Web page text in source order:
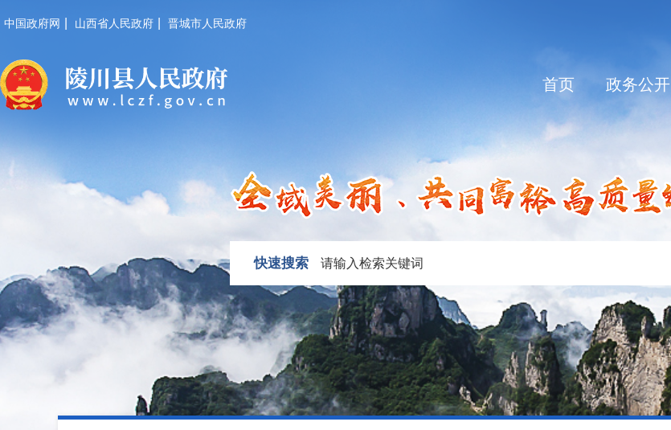
中国政府网 山西省人民政府 晋城市人民政府
首页 政务公开
快速搜索